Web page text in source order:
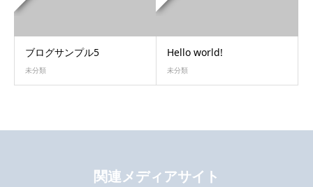
ブログサンプル5
未分類
Hello world!
未分類
関連メディアサイト